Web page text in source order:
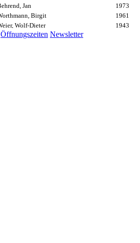
Öffnungszeiten Newsletter